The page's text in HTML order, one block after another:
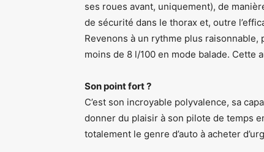
ses roues avant, uniquement), de
de sécurité dans le thorax et, outre
Revenons à un rythme plus
moins de 8 l/100 en mode balade. Cette
Son point fort ?
C’est son incroyable polyvalence, sa
donner du plaisir à son pilote de temps
totalement le genre d’auto à acheter